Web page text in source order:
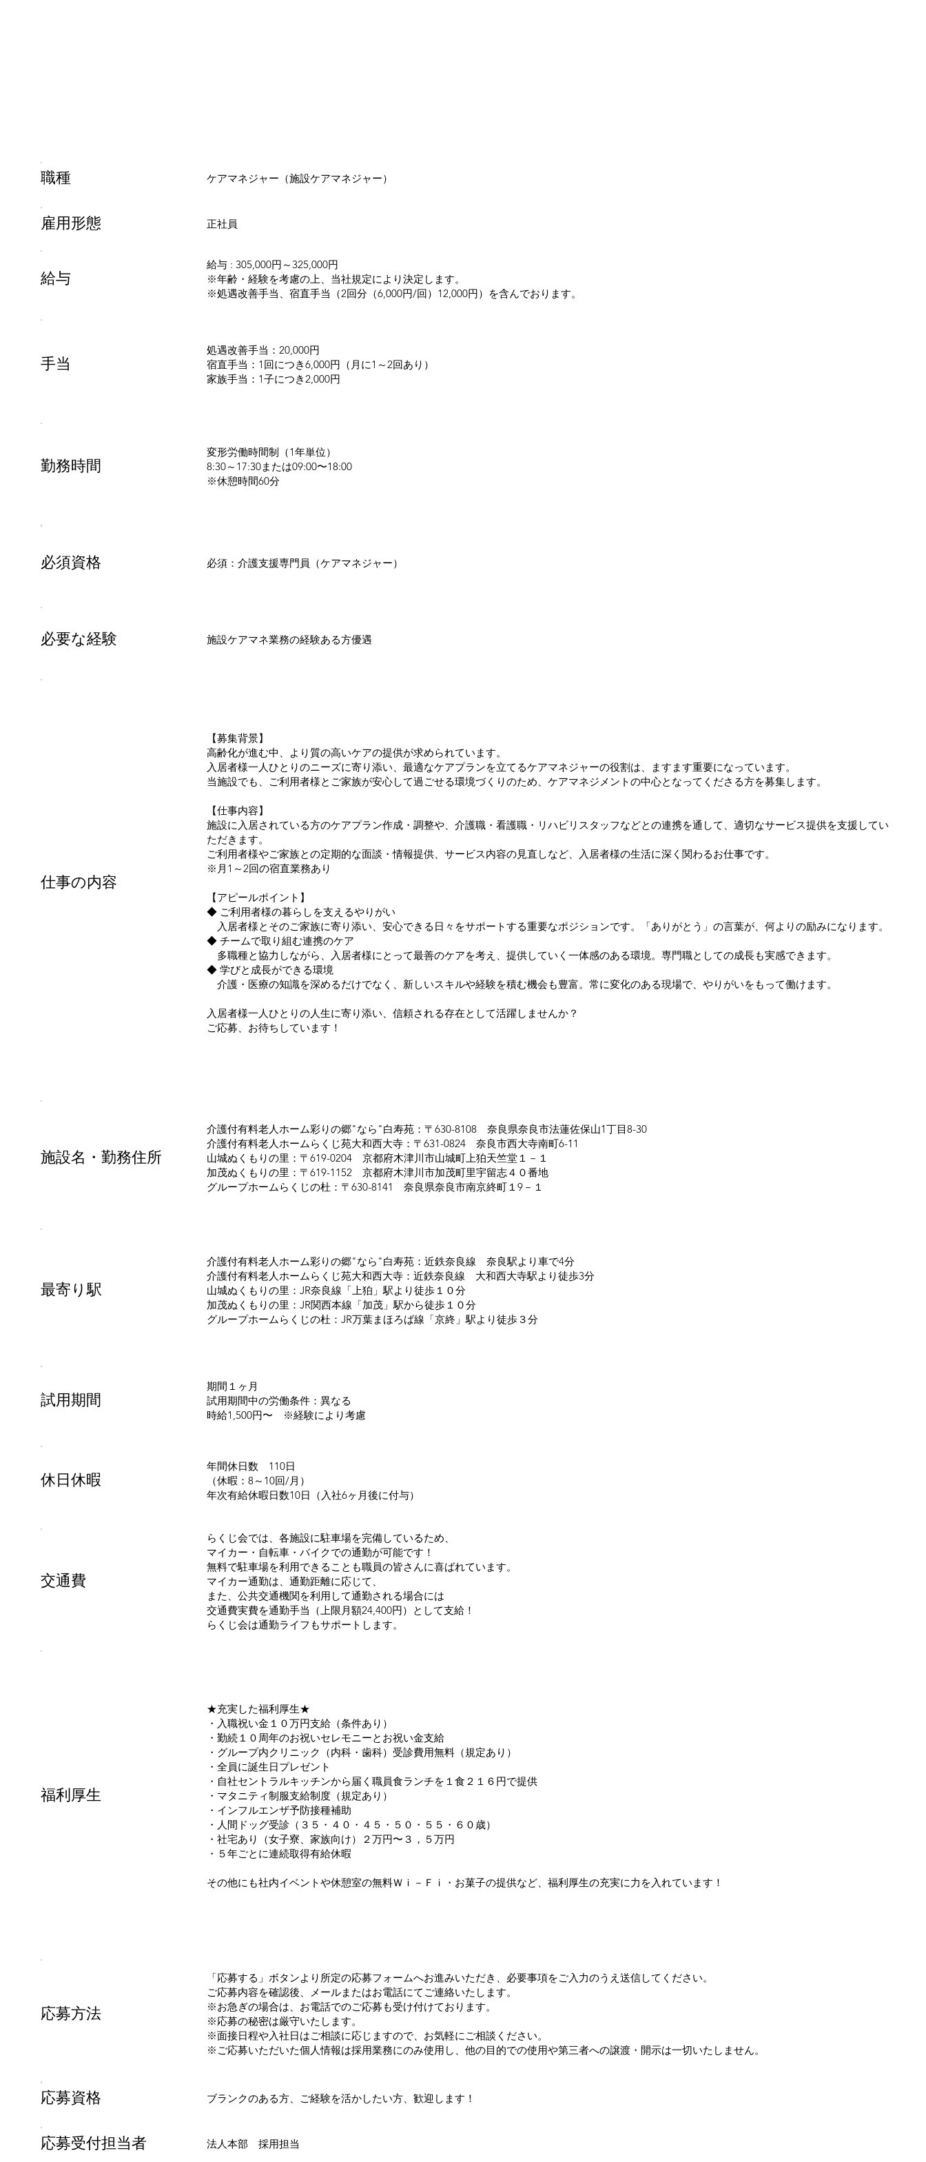
​職種 ケアマネジャー（施設ケアマネジャー）
雇用形態 正社員
給与
給与 : 305,000円～325,000円
※年齢・経験を考慮の上、当社規定により決定します。​
※処遇改善手当、宿直手当（2回分（6,000円/回）12,000円）を含んでおります。
手当
処遇改善手当：20,000円
宿直手当：1回につき6,000円（月に1～2回あり）
家族手当：1子につき2,000円
勤務時間
変形労働時間制（1年単位）
8:30～17:30または09:00〜18:00
※休憩時間60分
必須資格 必須：介護支援専門員（ケアマネジャー）
必要な経験 施設ケアマネ業務の経験ある方優遇
仕事の内容
【募集背景】
高齢化が進む中、より質の高いケアの提供が求められています。
入居者様一人ひとりのニーズに寄り添い、最適なケアプランを立てるケアマネジャーの役割は、ますます重要になっています。
当施設でも、ご利用者様とご家族が安心して過ごせる環境づくりのため、ケアマネジメントの中心となってくださる方を募集します。
【仕事内容】
施設に入居されている方のケアプラン作成・調整や、介護職・看護職・リハビリスタッフなどとの連携を通して、適切なサービス提供を支援してい
ただきます。
ご利用者様やご家族との定期的な面談・情報提供、サービス内容の見直しなど、入居者様の生活に深く関わるお仕事です。
※月1～2回の宿直業務あり
【アピールポイント】
◆ ご利用者様の暮らしを支えるやりがい
入居者様とそのご家族に寄り添い、安心できる日々をサポートする重要なポジションです。「ありがとう」の言葉が、何よりの励みになります。
◆ チームで取り組む連携のケア
多職種と協力しながら、入居者様にとって最善のケアを考え、提供していく一体感のある環境。専門職としての成長も実感できます。
◆ 学びと成長ができる環境
介護・医療の知識を深めるだけでなく、新しいスキルや経験を積む機会も豊富。常に変化のある現場で、やりがいをもって働けます。
入居者様一人ひとりの人生に寄り添い、信頼される存在として活躍しませんか？
ご応募、お待ちしています！
施設名・勤務住所
介護付有料老人ホーム彩りの郷"なら"白寿苑：〒630-8108 奈良県奈良市法蓮佐保山1丁目8-30
介護付有料老人ホームらくじ苑大和西大寺：〒631-0824 奈良市西大寺南町6-11
山城ぬくもりの里：〒619-0204 京都府木津川市山城町上狛天竺堂１－１
加茂ぬくもりの里：〒619-1152 京都府木津川市加茂町里宇留志４０番地
グループホームらくじの杜：〒630-8141 奈良県奈良市南京終町１9－１
最寄り駅
介護付有料老人ホーム彩りの郷"なら"白寿苑：近鉄奈良線 奈良駅より車で4分
介護付有料老人ホームらくじ苑大和西大寺：近鉄奈良線 大和西大寺駅より徒歩3分
山城ぬくもりの里：JR奈良線「上狛」駅より徒歩１０分
加茂ぬくもりの里：JR関西本線「加茂」駅から徒歩１０分
グループホームらくじの杜：JR万葉まほろば線「京終」駅より徒歩３分
試用期間
期間１ヶ月
試用期間中の労働条件：異なる
時給1,500円〜 ※経験により考慮
休日休暇
年間休日数 110日
（休暇：8～10回/月）
年次有給休暇日数10日（入社6ヶ月後に付与）
交通費
らくじ会では、各施設に駐車場を完備しているため、
マイカー・自転車・バイクでの通勤が可能です！
無料で駐車場を利用できることも職員の皆さんに喜ばれています。
マイカー通勤は、通勤距離に応じて、
また、公共交通機関を利用して通勤される場合には
交通費実費を通勤手当（上限月額24,400円）として支給！
らくじ会は通勤ライフもサポートします。
​福利厚生
★充実した福利厚生★
・入職祝い金１０万円支給（条件あり）
・勤続１０周年のお祝いセレモニーとお祝い金支給
・グループ内クリニック（内科・歯科）受診費用無料（規定あり）
・全員に誕生日プレゼント
・自社セントラルキッチンから届く職員食ランチを１食２１６円で提供
・マタニティ制服支給制度（規定あり）
・インフルエンザ予防接種補助
・人間ドッグ受診（３５・４０・４５・５０・５５・６０歳）
・社宅あり（女子寮、家族向け）２万円〜３，５万円
・５年ごとに連続取得有給休暇
​その他にも社内イベントや休憩室の無料Ｗｉ－Ｆｉ・お菓子の提供など、福利厚生の充実に力を入れています！
応募方法
「応募する」ボタンより所定の応募フォームへお進みいただき、必要事項をご入力のうえ送信してください。
ご応募内容を確認後、メールまたはお電話にてご連絡いたします。
※お急ぎの場合は、お電話でのご応募も受け付けております。
※応募の秘密は厳守いたします。
※面接日程や入社日はご相談に応じますので、お気軽にご相談ください。
※ご応募いただいた個人情報は採用業務にのみ使用し、他の目的での使用や第三者への譲渡・開示は一切いたしません。
応募資格 ブランクのある方、ご経験を活かしたい方、歓迎します！
応募受付担当者 法人本部 採用担当